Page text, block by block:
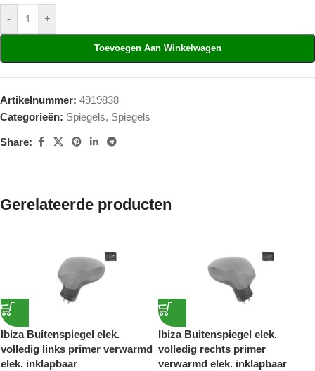
- +
Toevoegen Aan Winkelwagen
Artikelnummer: 4919838
Categorieën: Spiegels, Spiegels
Share:
Gerelateerde producten
Ibiza Buitenspiegel elek.
volledig links primer verwarmd
elek. inklapbaar
Ibiza Buitenspiegel elek.
volledig rechts primer
verwarmd elek. inklapbaar